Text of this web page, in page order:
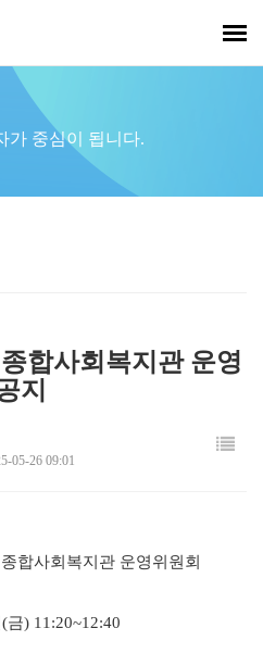
가 중심이 됩니다.
합사회복지관 운영
지
05-26 09:01
합사회복지관 운영위원회
(금) 11:20~12:40